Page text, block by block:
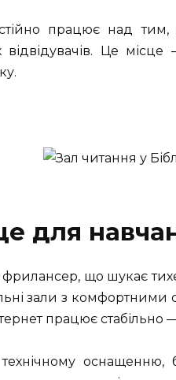
працює над
відвідувачів. Це
для
що шукає
зали з комфортними
працює стабільно
оснащенню,